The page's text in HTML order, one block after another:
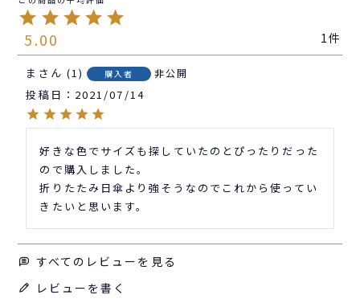
5.00 1
ま 1 購入者 非公開
投稿日 2021/07/14
好きな色でサイズも探していたのとぴったりだった
ので購入しました。
折りたたみ日傘より強そうなのでこれから使ってい
きたいと思います。
すべてのレビューを見る
レビューを書く